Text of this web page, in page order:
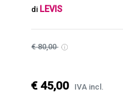
di LEVIS
€ 80,00
€ 45,00 IVA incl.